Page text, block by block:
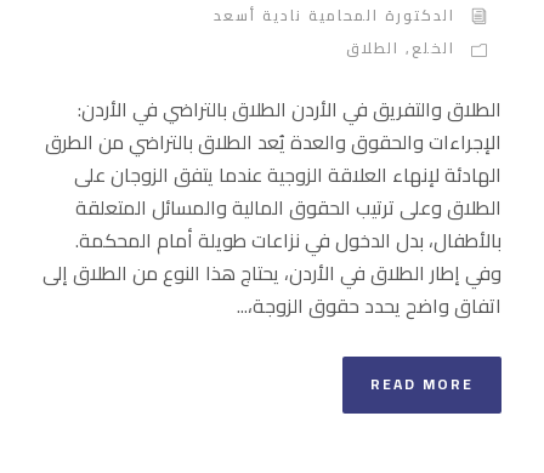
الدكتورة المحامية نادية أسعد
الخلع, الطلاق
الطلاق والتفريق في الأردن الطلاق بالتراضي في الأردن:
الإجراءات والحقوق والعدة يُعد الطلاق بالتراضي من الطرق
الهادئة لإنهاء العلاقة الزوجية عندما يتفق الزوجان على
الطلاق وعلى ترتيب الحقوق المالية والمسائل المتعلقة
بالأطفال، بدل الدخول في نزاعات طويلة أمام المحكمة.
وفي إطار الطلاق في الأردن، يحتاج هذا النوع من الطلاق إلى
اتفاق واضح يحدد حقوق الزوجة،...
READ MORE